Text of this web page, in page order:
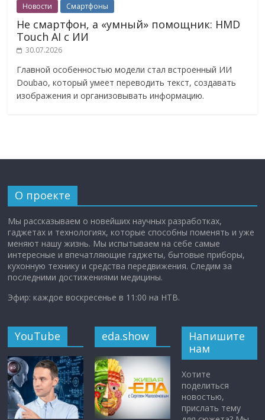
Новости Смартфоны
Не смартфон, а «умный» помощник: HMD
Touch AI с ИИ
30.07.2026
Главной особенностью модели стал встроенный ИИ
Doubao, который умеет переводить текст, создавать
изображения и организовывать информацию.
О проекте
Мы рассказываем о новейших научных разработках,
гаджетах и технологиях, которые способны поменять и уже
меняют нашу жизнь. Мы испытываем на себе самые
интересные и впечатляющие гаджеты, бытовые приборы,
кухонную технику и средства передвижения. Следим за
последними достижениями медицины.
Эфир: каждое воскресенье в 11:00 на НТВ.
YouTube eda.show
Напишите
нам
Хотите
поделиться
новостью,
прислать тему